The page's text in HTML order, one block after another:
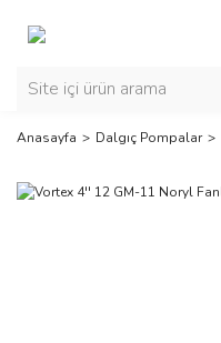
Anasayfa Dalgıç Pompalar